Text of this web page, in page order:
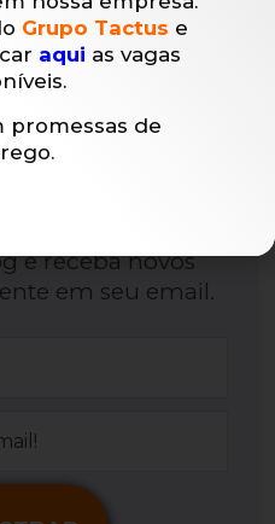
iniciantes
NENHUM
e receba novos
em seu email.
Grupo Tactus e
aqui as vagas
promessas de